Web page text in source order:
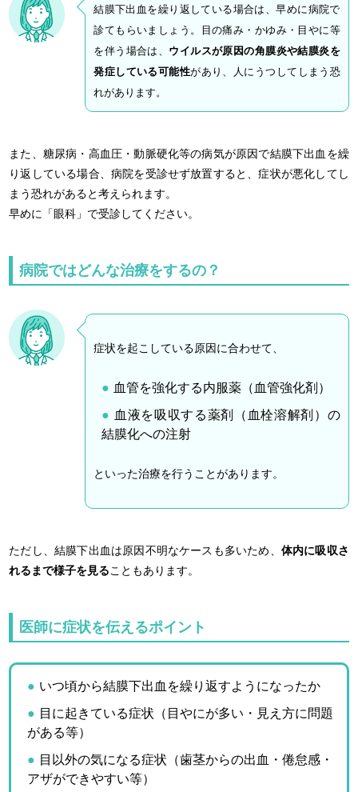
結膜下出血を繰り返している場合は、早めに病院で
診てもらいましょう。目の痛み・かゆみ・目やに等
を伴う場合は、 ウイルスが原因の角膜炎や結膜炎を
発症している可能性があり、人にうつしてしまう恐
れがあります。
また、糖尿病・高血圧・動脈硬化等の病気が原因で結膜下出血を繰
り返している場合、病院を受診せず放置すると、症状が悪化してし
まう恐れがあると考えられます。
早めに「眼科」で受診してください。
病院ではどんな治療をするの？
症状を起こしている原因に合わせて、
血管を強化する内服薬（血管強化剤）
血液を吸収する薬剤（血栓溶解剤）の
結膜化への注射
といった治療を行うことがあります。
ただし、結膜下出血は原因不明なケースも多いため、 体内に吸収さ
れるまで様子を見ることもあります。
医師に症状を伝えるポイント
いつ頃から結膜下出血を繰り返すようになったか
目に起きている症状（目やにが多い・見え方に問題
がある等）
目以外の気になる症状（歯茎からの出血・倦怠感・
アザができやすい等）